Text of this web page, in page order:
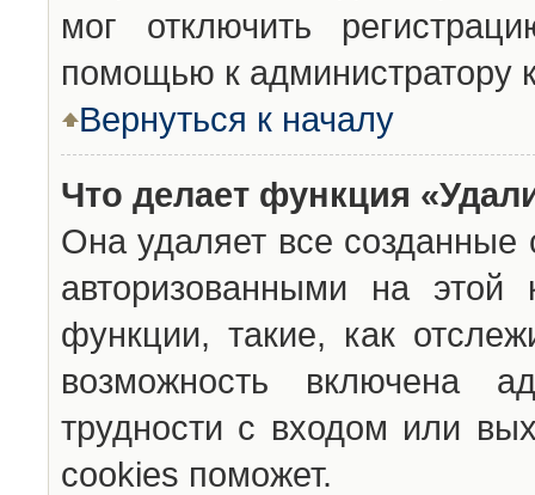
мог отключить
помощью к администратору
Вернуться к началу
Что делает функция
Она удаляет все созданные
авторизованными на
функции, такие, как
возможность включена
трудности с входом или
cookies поможет.